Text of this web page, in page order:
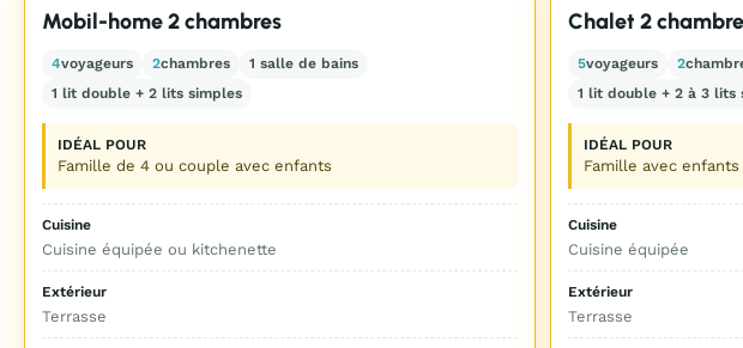
Mobil-home 2 chambres
4voyageurs 2chambres
1 salle de bains
1 lit double + 2 lits simples
IDÉAL POUR
Famille de 4 ou couple avec enfants
Cuisine
Cuisine équipée ou kitchenette
Extérieur
Terrasse
Chalet 2
5voyageurs 2
1 lit double + 2 à 3 lits
IDÉAL POUR
Famille avec enfants
Cuisine
Cuisine équipée
Extérieur
Terrasse